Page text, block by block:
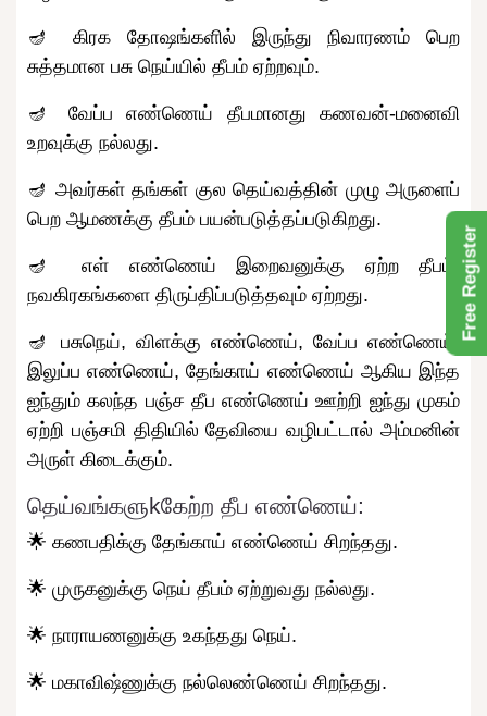
Free Register
🪔 கிரக தோஷங்களில் இருந்து நிவாரணம் பெற
சுத்தமான பசு நெய்யில் தீபம் ஏற்றவும்.
🪔 வேப்ப எண்ணெய் தீபமானது கணவன்-மனைவி
உறவுக்கு நல்லது.
🪔 அவர்கள் தங்கள் குல தெய்வத்தின் முழு அருளைப்
பெற ஆமணக்கு தீபம் பயன்படுத்தப்படுகிறது.
🪔 எள் எண்ணெய் இறைவனுக்கு ஏற்ற தீபம்.
நவகிரகங்களை திருப்திப்படுத்தவும் ஏற்றது.
🪔 பசுநெய், விளக்கு எண்ணெய், வேப்ப எண்ணெய்,
இலுப்ப எண்ணெய், தேங்காய் எண்ணெய் ஆகிய இந்த
ஐந்தும் கலந்த பஞ்ச தீப எண்ணெய் ஊற்றி ஐந்து முகம்
ஏற்றி பஞ்சமி திதியில் தேவியை வழிபட்டால் அம்மனின்
அருள் கிடைக்கும்.
தெய்வங்களுkகேற்ற தீப எண்ணெய்:
🌟 கணபதிக்கு தேங்காய் எண்ணெய் சிறந்தது.
🌟 முருகனுக்கு நெய் தீபம் ஏற்றுவது நல்லது.
🌟 நாராயணனுக்கு உகந்தது நெய்.
🌟 மகாவிஷ்ணுக்கு நல்லெண்ணெய் சிறந்தது.